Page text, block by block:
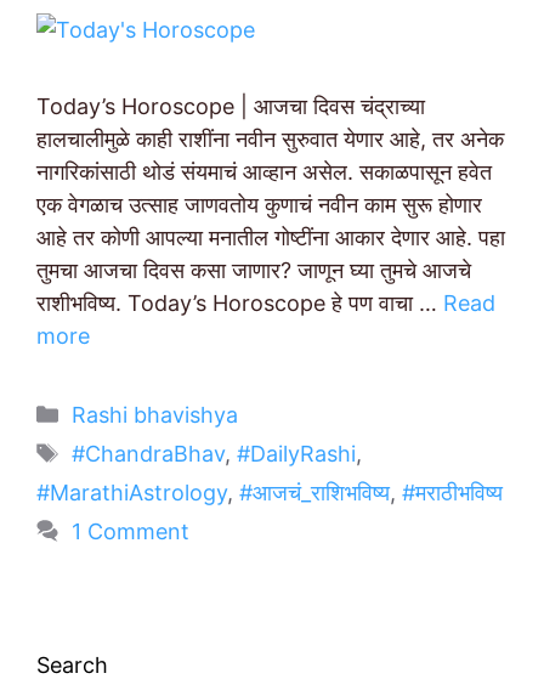
Today’s Horoscope | आजचा दिवस चंद्राच्या
हालचालीमुळे काही राशींना नवीन सुरुवात येणार आहे, तर अनेक
नागरिकांसाठी थोडं संयमाचं आव्हान असेल. सकाळपासून हवेत
एक वेगळाच उत्साह जाणवतोय कुणाचं नवीन काम सुरू होणार
आहे तर कोणी आपल्या मनातील गोष्टींना आकार देणार आहे. पहा
तुमचा आजचा दिवस कसा जाणार? जाणून घ्या तुमचे आजचे
राशीभविष्य. Today’s Horoscope हे पण वाचा … Read
more
Categories
Rashi bhavishya
Tags
#ChandraBhav, #DailyRashi,
#MarathiAstrology, #आजचं_राशिभविष्य, #मराठीभविष्य
1 Comment
Search